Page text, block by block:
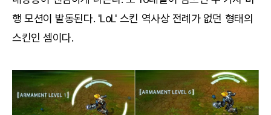
행 모션이 발동된다. 'LoL' 스킨 역사상 전례가 없던 형태의
스킨인 셈이다.